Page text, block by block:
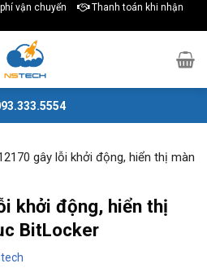
vận chuyển
Thanh toán khi nhận
gây lỗi khởi động, hiển thị màn
khởi động, hiển thị
BitLocker